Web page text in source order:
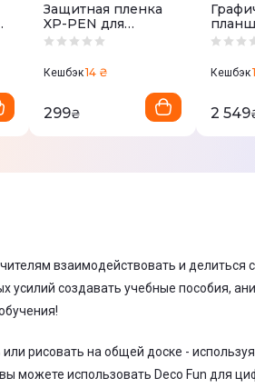
Защитная пленка
XP-PEN для
планшета Deco Pro
Кешбэк14 ₴
299₴
Ninos
Кешбэк
2 549
взаимодействовать и
усилий создавать учебные пособия,
рисовать на общей доске -
можете использовать Deco Fun для